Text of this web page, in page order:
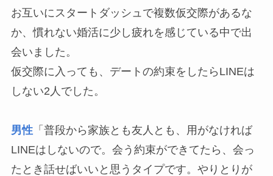
お互いにスタートダッシュで複数仮交際があるな
か、慣れない婚活に少し疲れを感じている中で出
会いました。
仮交際に入っても、デートの約束をしたらLINEは
しない2人でした。
男性「普段から家族とも友人とも、用がなければ
LINEはしないので。会う約束ができてたら、会っ
たとき話せばいいと思うタイプです。やりとりが